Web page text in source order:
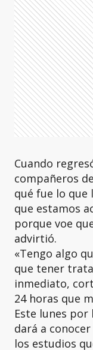
Cuando
compañeros
qué fue lo que
que estamos
porque voe
advirtió.
«Tengo algo
que tener
inmediato,
24 horas que
Este lunes por
dará a
los estudios